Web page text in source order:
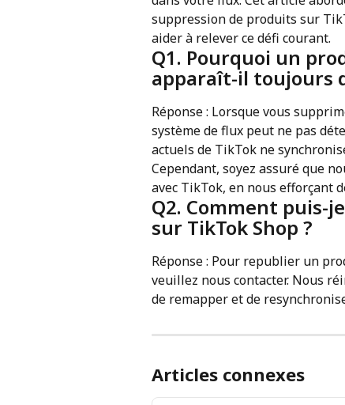
suppression de produits sur
aider à relever ce défi courant.
Q1. Pourquoi un
apparaît-il toujours
Réponse : Lorsque vous
système de flux peut ne pas
actuels de TikTok ne
Cependant, soyez assuré que
avec TikTok, en nous efforçant
Q2. Comment
sur TikTok Shop ?
Réponse : Pour republier un
veuillez nous contacter. Nous
de remapper et de
Articles connexes